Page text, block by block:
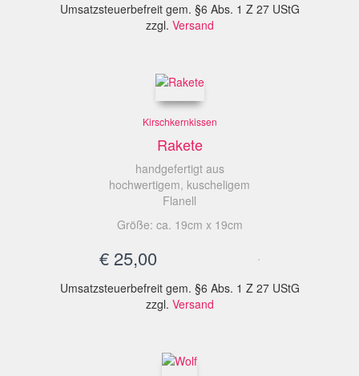
Umsatzsteuerbefreit gem. §6 Abs. 1 Z 27 UStG
zzgl. Versand
Kirschkernkissen
Rakete
handgefertigt aus
hochwertigem, kuscheligem
Flanell
Größe: ca. 19cm x 19cm
€25,00
Umsatzsteuerbefreit gem. §6 Abs. 1 Z 27 UStG
zzgl. Versand